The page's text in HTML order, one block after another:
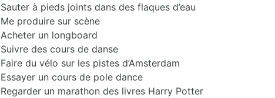
Sauter à pieds joints dans des flaques d’eau
Me produire sur scène
Acheter un longboard
Suivre des cours de danse
Faire du vélo sur les pistes d’Amsterdam
Essayer un cours de pole dance
Regarder un marathon des livres Harry Potter